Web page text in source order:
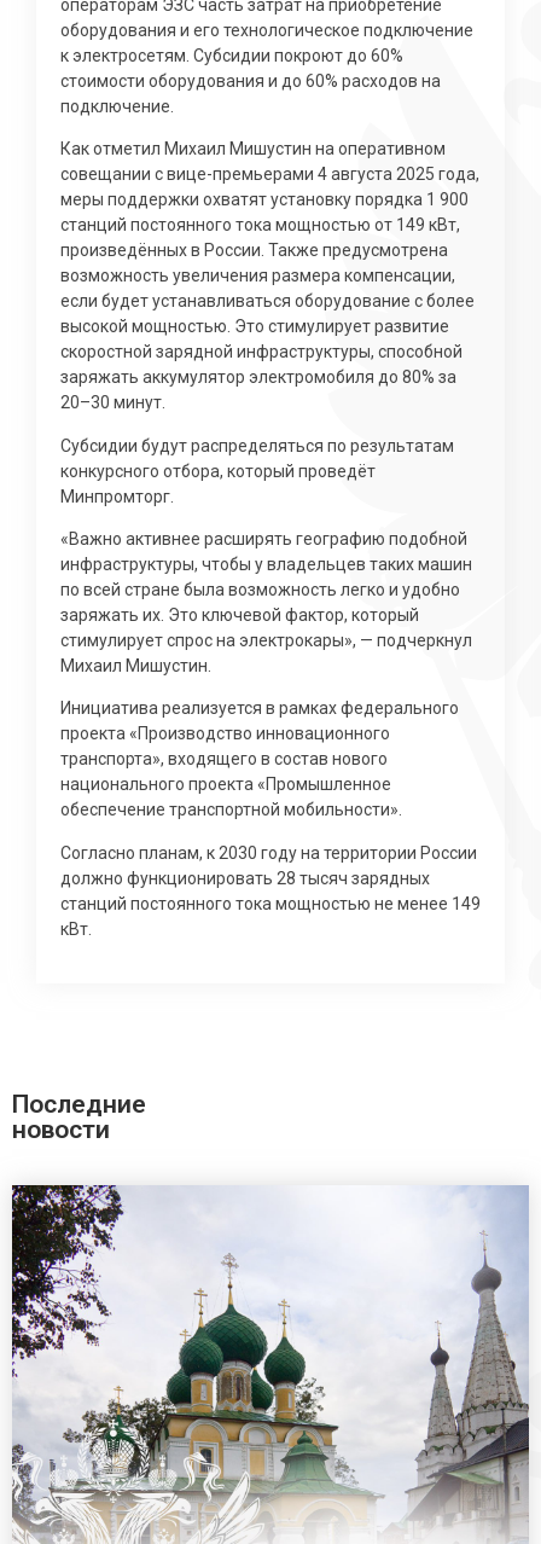
операторам ЭЗС часть затрат на приобретение
оборудования и его технологическое подключение
к электросетям. Субсидии покроют до 60%
стоимости оборудования и до 60% расходов на
подключение.
Как отметил Михаил Мишустин на оперативном
совещании с вице-премьерами 4 августа 2025 года,
меры поддержки охватят установку порядка 1 900
станций постоянного тока мощностью от 149 кВт,
произведённых в России. Также предусмотрена
возможность увеличения размера компенсации,
если будет устанавливаться оборудование с более
высокой мощностью. Это стимулирует развитие
скоростной зарядной инфраструктуры, способной
заряжать аккумулятор электромобиля до 80% за
20–30 минут.
Субсидии будут распределяться по результатам
конкурсного отбора, который проведёт
Минпромторг.
«Важно активнее расширять географию подобной
инфраструктуры, чтобы у владельцев таких машин
по всей стране была возможность легко и удобно
заряжать их. Это ключевой фактор, который
стимулирует спрос на электрокары», — подчеркнул
Михаил Мишустин.
Инициатива реализуется в рамках федерального
проекта «Производство инновационного
транспорта», входящего в состав нового
национального проекта «Промышленное
обеспечение транспортной мобильности».
Согласно планам, к 2030 году на территории России
должно функционировать 28 тысяч зарядных
станций постоянного тока мощностью не менее 149
кВт.
Последние
новости